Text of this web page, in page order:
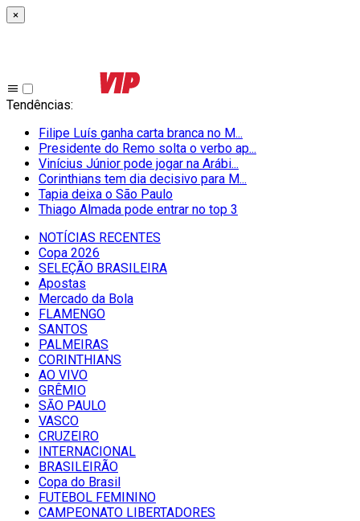
×
Tendências:
Filipe Luís ganha carta branca no M...
Presidente do Remo solta o verbo ap...
Vinícius Júnior pode jogar na Arábi...
Corinthians tem dia decisivo para M...
Tapia deixa o São Paulo
Thiago Almada pode entrar no top 3
NOTÍCIAS RECENTES
Copa 2026
SELEÇÃO BRASILEIRA
Apostas
Mercado da Bola
FLAMENGO
SANTOS
PALMEIRAS
CORINTHIANS
AO VIVO
GRÊMIO
SĀO PAULO
VASCO
CRUZEIRO
INTERNACIONAL
BRASILEIRÃO
Copa do Brasil
FUTEBOL FEMININO
CAMPEONATO LIBERTADORES